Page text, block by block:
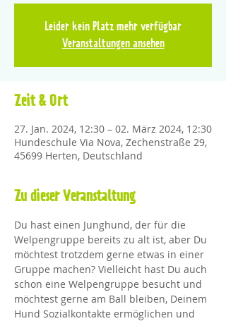
Leider kein Platz mehr verfügbar
Veranstaltungen ansehen
Zeit & Ort
27. Jan. 2024, 12:30 – 02. März 2024, 12:30
Hundeschule Via Nova, Zechenstraße 29,
45699 Herten, Deutschland
Zu dieser Veranstaltung
Du hast einen Junghund, der für die
Welpengruppe bereits zu alt ist, aber Du
möchtest trotzdem gerne etwas in einer
Gruppe machen? Vielleicht hast Du auch
schon eine Welpengruppe besucht und
möchtest gerne am Ball bleiben, Deinem
Hund Sozialkontakte ermöglichen und